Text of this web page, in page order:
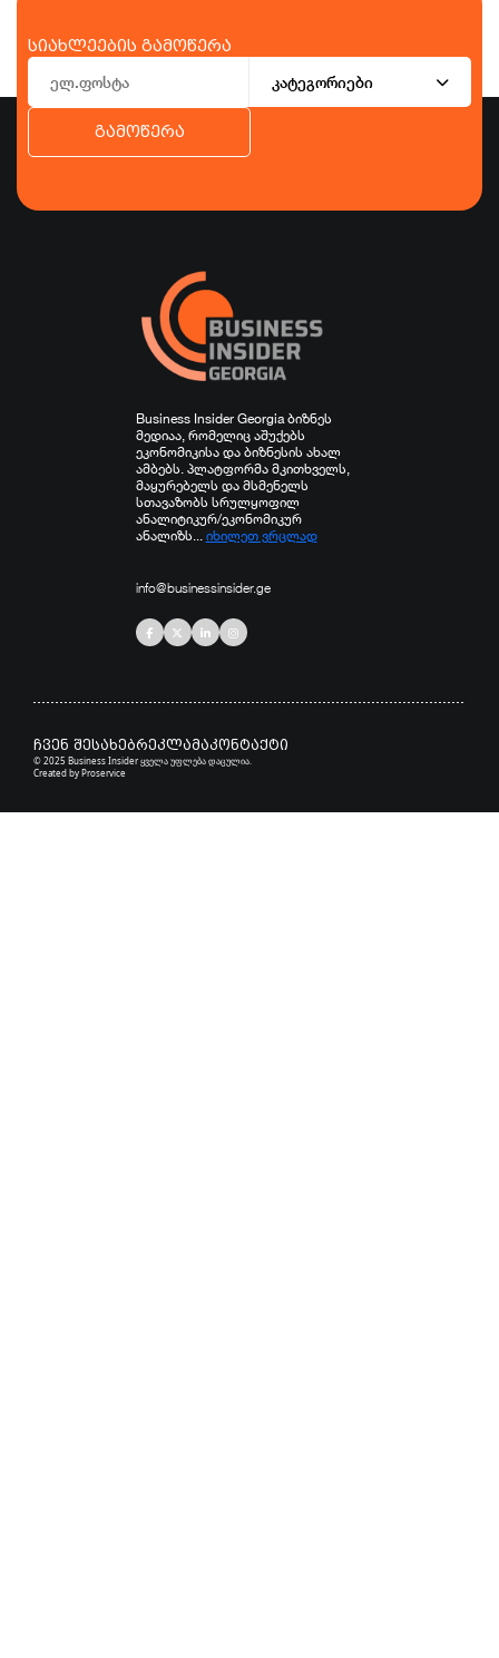
სიახლეების გამოწერა
კატეგორიები
გამოწერა
Business Insider Georgia ბიზნეს
მედიაა, რომელიც აშუქებს
ეკონომიკისა და ბიზნესის ახალ
ამბებს. პლატფორმა მკითხველს,
მაყურებელს და მსმენელს
სთავაზობს სრულყოფილ
ანალიტიკურ/ეკონომიკურ
ანალიზს... იხილეთ ვრცლად
info@businessinsider.ge
ჩვენ შესახებრეკლამაკონტაქტი
© 2025 Business Insider ყველა უფლება დაცულია.
Created byProservice